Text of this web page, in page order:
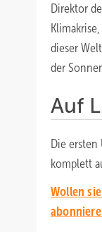
Direktor
dieser
der
Auf
Die
komplett
Wollen